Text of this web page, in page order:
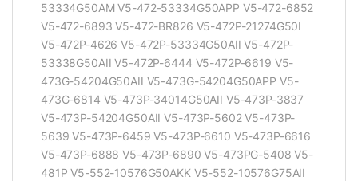
53334G50AM V5-472-53334G50APP V5-472-6852
V5-472-6893 V5-472-BR826 V5-472P-21274G50I
V5-472P-4626 V5-472P-53334G50AII V5-472P-
53338G50AII V5-472P-6444 V5-472P-6619 V5-
473G-54204G50AII V5-473G-54204G50APP V5-
473G-6814 V5-473P-34014G50AII V5-473P-3837
V5-473P-54204G50AII V5-473P-5602 V5-473P-
5639 V5-473P-6459 V5-473P-6610 V5-473P-6616
V5-473P-6888 V5-473P-6890 V5-473PG-5408 V5-
481P V5-552-10576G50AKK V5-552-10576G75AII